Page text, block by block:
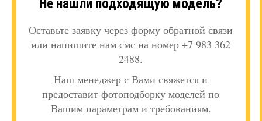
Не нашли подходящую модель?
Оставьте заявку через форму обратной связи
или напишите нам смс на номер +7 983 362
2488.
Наш менеджер с Вами свяжется и
предоставит фотоподборку моделей по
Вашим параметрам и требованиям.